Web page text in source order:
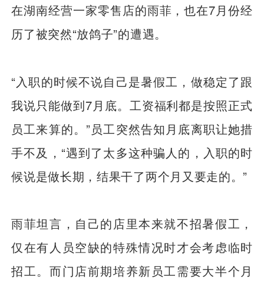
在湖南经营一家零售店的雨菲，也在7月份经
历了被突然“放鸽子”的遭遇。
“入职的时候不说自己是暑假工，做稳定了跟
我说只能做到7月底。工资福利都是按照正式
员工来算的。”员工突然告知月底离职让她措
手不及，“遇到了太多这种骗人的，入职的时
候说是做长期，结果干了两个月又要走的。”
雨菲坦言，自己的店里本来就不招暑假工，
仅在有人员空缺的特殊情况时才会考虑临时
招工。而门店前期培养新员工需要大半个月